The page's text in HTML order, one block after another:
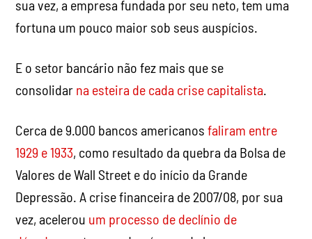
sua vez, a empresa fundada por seu neto, tem uma
fortuna um pouco maior sob seus auspícios.
E o setor bancário não fez mais que se
consolidar na esteira de cada crise capitalista.
Cerca de 9.000 bancos americanosfaliram entre
1929 e 1933, como resultado da quebra da Bolsa de
Valores de Wall Street e do início da Grande
Depressão. A crise financeira de 2007/08, por sua
vez, acelerou um processo de declínio de